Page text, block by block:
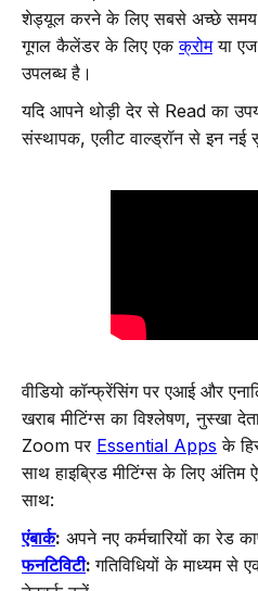
शेड्यूल करने के लिए सबसे अच्छे
गूगल कैलेंडर के लिए एकक्रोमया
उपलब्ध है।
यदि आपने थोड़ी देर से Read का
संस्थापक, एलीट वाल्ड्रॉन से इन नई
वीडियो कॉन्फ्रेंसिंग पर एआई और
खराब मीटिंग्स का विश्लेषण, नुस्खा
Zoom पर Essential Apps के
साथ हाइब्रिड मीटिंग्स के लिए
साथ:
एंबार्क: अपने नए कर्मचारियों का रेड
फनटिविटी:गतिविधियों के माध्यम